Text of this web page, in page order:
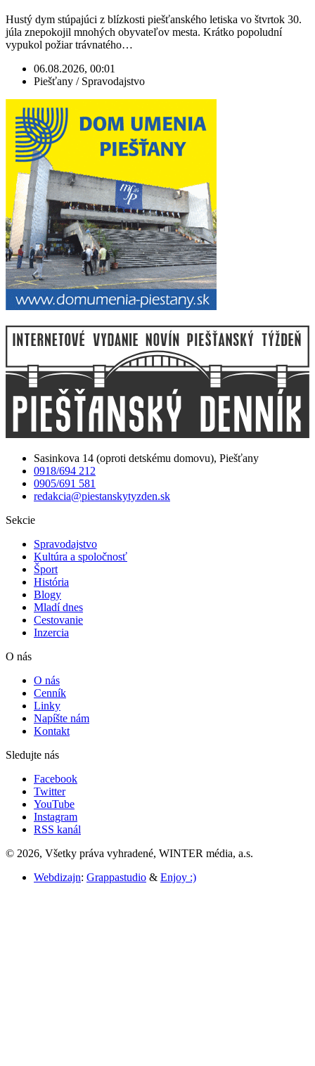
Hustý dym stúpajúci z blízkosti piešťanského letiska vo štvrtok 30.
júla znepokojil mnohých obyvateľov mesta. Krátko popoludní
vypukol požiar trávnatého…
06.08.2026, 00:01
Piešťany / Spravodajstvo
Sasinkova 14 (oproti detskému domovu), Piešťany
0918/694 212
0905/691 581
redakcia@piestanskytyzden.sk
Sekcie
Spravodajstvo
Kultúra a spoločnosť
Šport
História
Blogy
Mladí dnes
Cestovanie
Inzercia
O nás
O nás
Cenník
Linky
Napíšte nám
Kontakt
Sledujte nás
Facebook
Twitter
YouTube
Instagram
RSS kanál
© 2026, Všetky práva vyhradené, WINTER média, a.s.
Webdizajn: Grappastudio & Enjoy :)